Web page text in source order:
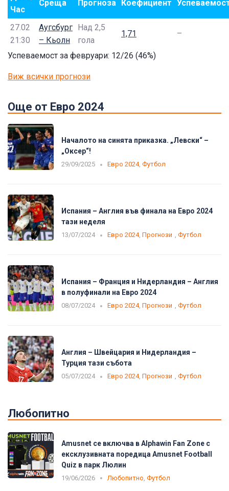
Час
Среща Прогноза Коефициент
27.02
21:30
Аугсбург
– Кьолн
Над 2,5
гола
1,71 –
Успеваемост за февруари: 12/26 (46%)
Виж всички прогнози
Още от Евро 2024
Началото на синята приказка. „Левски“ –
„Оксер“!
29/09/2025 Евро 2024, Футбол
Испания – Англия във финала на Евро 2024
тази неделя
13/07/2024 Евро 2024, Прогнози , Футбол
Испания – Франция и Нидерландия – Англия
в полуфинали на Евро 2024
08/07/2024 Евро 2024, Прогнози , Футбол
Англия – Швейцария и Нидерландия –
Турция тази събота
05/07/2024 Евро 2024, Прогнози , Футбол
Любопитно
Amusnet се включва в Alphawin Fan Zone с
ексклузивната поредица Amusnet Football
Quiz в парк Люлин
19/06/2026 Любопитно Футбол